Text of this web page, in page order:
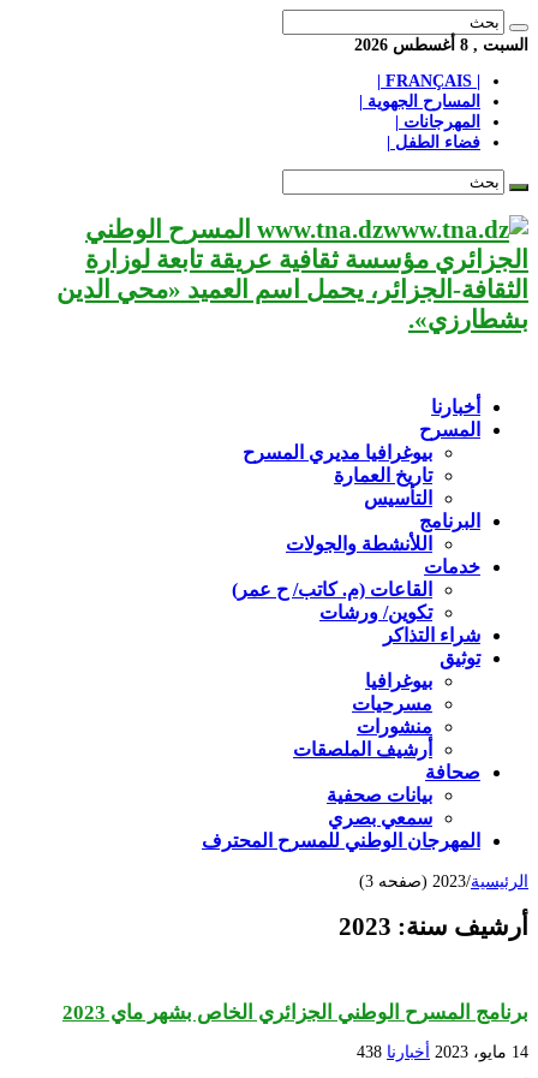
السبت , 8 أغسطس 2026
المسارح الجهوية |
المهرجانات |
فضاء الطفل |
www.tna.dz المسرح الوطني
الجزائري مؤسسة ثقافية عريقة تابعة لوزارة
الثقافة-الجزائر، يحمل اسم العميد «محي الدين
بشطارزي».
أخبارنا
المسرح
بيوغرافيا مديري المسرح
تاريخ العمارة
التأسيس
البرنامج
اللأنشطة والجولات
خدمات
القاعات (م. كاتب/ ح عمر)
تكوين/ ورشات
شراء التذاكر
توثيق
بيوغرافيا
مسرحيات
منشورات
أرشيف الملصقات
صحافة
بيانات صحفية
سمعي بصري
المهرجان الوطني للمسرح المحترف
الرئيسية/2023 (صفحه 3)
أرشيف سنة: 2023
برنامج المسرح الوطني الجزائري الخاص بشهر ماي 2023
14 مايو، 2023 أخبارنا 438